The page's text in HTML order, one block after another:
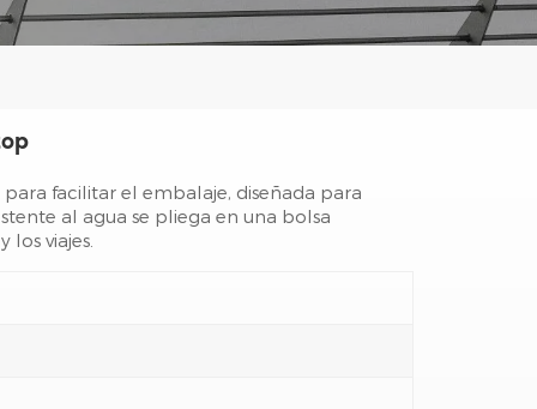
facilitar el embalaje, diseñada para
al agua se pliega en una bolsa
viajes.